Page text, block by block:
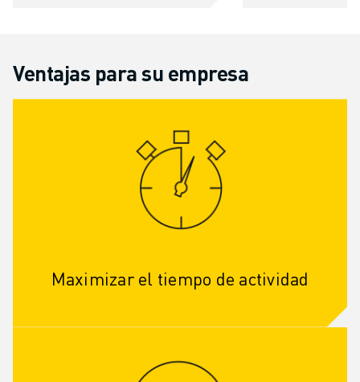
Ventajas para su empresa
Maximizar el tiempo de actividad